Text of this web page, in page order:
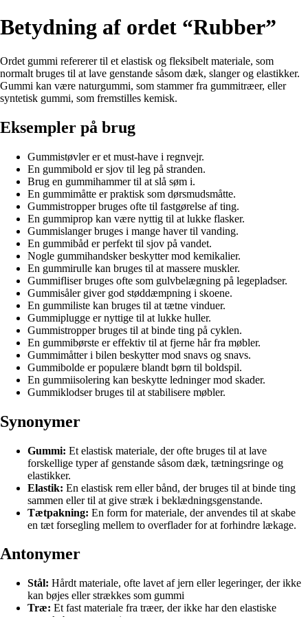
Betydning af ordet “Rubber”
Ordet gummi refererer til et elastisk og fleksibelt materiale, som
normalt bruges til at lave genstande såsom dæk, slanger og elastikker.
Gummi kan være naturgummi, som stammer fra gummitræer, eller
syntetisk gummi, som fremstilles kemisk.
Eksempler på brug
Gummistøvler er et must-have i regnvejr.
En gummibold er sjov til leg på stranden.
Brug en gummihammer til at slå søm i.
En gummimåtte er praktisk som dørsmudsmåtte.
Gummistropper bruges ofte til fastgørelse af ting.
En gummiprop kan være nyttig til at lukke flasker.
Gummislanger bruges i mange haver til vanding.
En gummibåd er perfekt til sjov på vandet.
Nogle gummihandsker beskytter mod kemikalier.
En gummirulle kan bruges til at massere muskler.
Gummifliser bruges ofte som gulvbelægning på legepladser.
Gummisåler giver god støddæmpning i skoene.
En gummiliste kan bruges til at tætne vinduer.
Gummiplugge er nyttige til at lukke huller.
Gummistropper bruges til at binde ting på cyklen.
En gummibørste er effektiv til at fjerne hår fra møbler.
Gummimåtter i bilen beskytter mod snavs og snavs.
Gummibolde er populære blandt børn til boldspil.
En gummiisolering kan beskytte ledninger mod skader.
Gummiklodser bruges til at stabilisere møbler.
Synonymer
Gummi: Et elastisk materiale, der ofte bruges til at lave
forskellige typer af genstande såsom dæk, tætningsringe og
elastikker.
Elastik: En elastisk rem eller bånd, der bruges til at binde ting
sammen eller til at give stræk i beklædningsgenstande.
Tætpakning: En form for materiale, der anvendes til at skabe
en tæt forsegling mellem to overflader for at forhindre lækage.
Antonymer
Stål: Hårdt materiale, ofte lavet af jern eller legeringer, der ikke
kan bøjes eller strækkes som gummi
Træ: Et fast materiale fra træer, der ikke har den elastiske